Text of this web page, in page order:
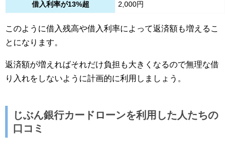
借入利率が13%超 2,000円
このように借入残高や借入利率によって返済額も増えるこ
とになります。
返済額が増えればそれだけ負担も大きくなるので無理な借
り入れをしないように計画的に利用しましょう。
じぶん銀行カードローンを利用した人たちの
口コミ